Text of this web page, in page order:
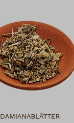
DAMIANABLÄTTER